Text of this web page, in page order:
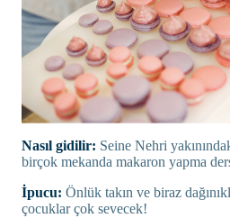
Nasıl gidilir: Seine Nehri
birçok mekanda makaron yapma
İpucu: Önlük takın ve biraz
çocuklar çok sevecek!